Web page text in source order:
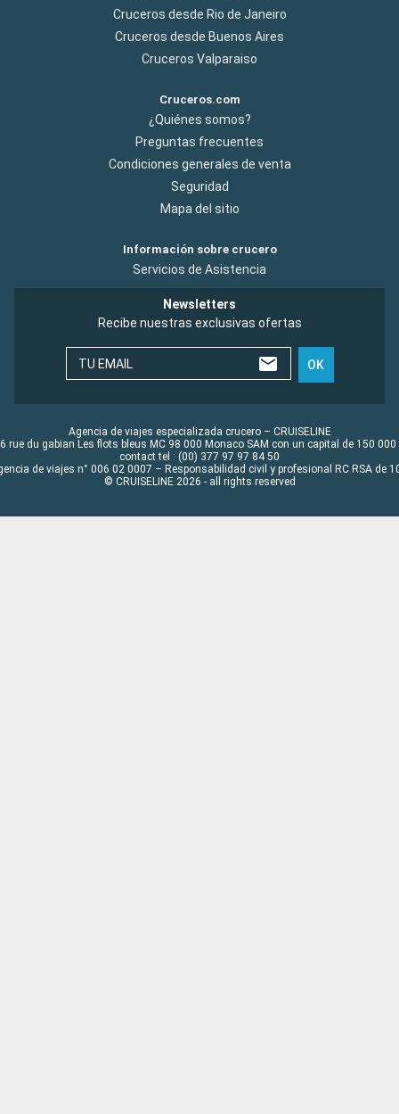
Cruceros desde Rio de Janeiro
Cruceros desde Buenos Aires
Cruceros Valparaiso
Cruceros.com
¿Quiénes somos?
Preguntas frecuentes
Condiciones generales de venta
Seguridad
Mapa del sitio
Información sobre crucero
Servicios de Asistencia
Newsletters
Recibe nuestras exclusivas ofertas
TU EMAIL OK
Agencia de viajes especializada crucero – CRUISELINE
rue du gabian Les flots bleus MC 98 000 Monaco SAM con un capital de 150 000
contact tel : (00) 377 97 97 84 50
de viajes n° 006 02 0007 – Responsabilidad civil y profesional RC RSA de
© CRUISELINE 2026 - all rights reserved